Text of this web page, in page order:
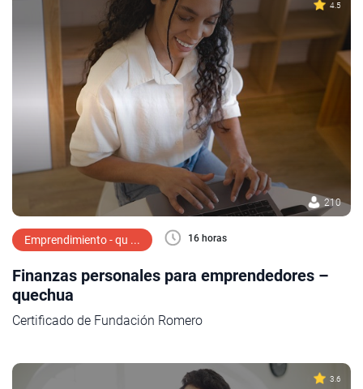
4.5
210
Emprendimiento - qu ... 16 horas
Finanzas personales para emprendedores –
quechua
Certificado de Fundación Romero
3.6